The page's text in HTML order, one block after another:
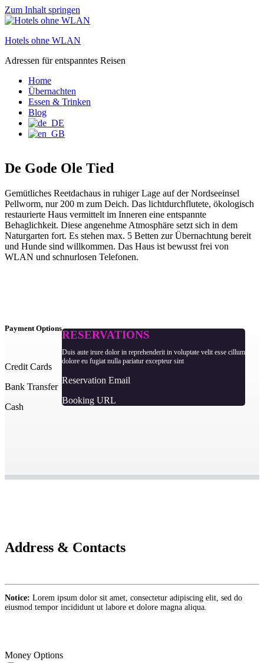
Zum Inhalt springen
Hotels ohne WLAN
Adressen für entspanntes Reisen
Home
Übernachten
Essen & Trinken
Blog
De Gode Ole Tied
Gemütliches Reetdachaus in ruhiger Lage auf der Nordseeinsel
Pellworm, nur 200 m zum Deich. Das lichtdurchflutete, ökologisch
restaurierte Haus vermittelt im Inneren eine entspannte
Behaglichkeit. Diese angenehme Atmosphäre setzt sich in dem
Naturgarten fort. Es stehen max. 5 Betten zur Übernachtung bereit
und Hunde sind willkommen. Das Haus ist bewusst frei von
WLAN und schnurlosen Telefonen.
Payment Options
Credit Cards
Bank Transfer
Cash
RESERVATIONS
Duis aute irure dolor in reprehenderit in voluptate velit esse cillum
dolore eu fugiat nulla pariatur excepteur sint
Reservation Email
Booking URL
Address & Contacts
Notice: Lorem ipsum dolor sit amet, consectetur adipiscing elit, sed do
eiusmod tempor incididunt ut labore et dolore magna aliqua.
Money Options